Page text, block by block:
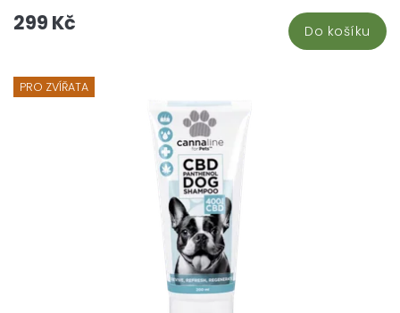
299 Kč Do košíku
PRO ZVÍŘATA